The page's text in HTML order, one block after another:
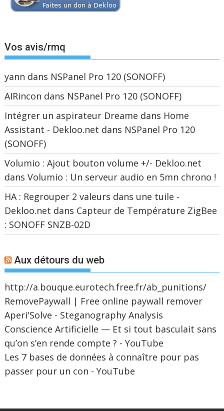
Vos avis/rmq
yann dans NSPanel Pro 120 (SONOFF)
AIRincon dans NSPanel Pro 120 (SONOFF)
Intégrer un aspirateur Dreame dans Home
Assistant - Dekloo.net dans NSPanel Pro 120
(SONOFF)
Volumio : Ajout bouton volume +/- Dekloo.net
dansVolumio : Un serveur audio en 5mn chrono !
HA : Regrouper 2 valeurs dans une tuile -
Dekloo.net dans Capteur de Température ZigBee
: SONOFF SNZB-02D
Aux détours du web
http://a.bouque.eurotech.free.fr/ab_punitions/
RemovePaywall | Free online paywall remover
Aperi'Solve - Steganography Analysis
Conscience Artificielle — Et si tout basculait sans
qu’on s’en rende compte ? - YouTube
Les 7 bases de données à connaître pour pas
passer pour un con - YouTube